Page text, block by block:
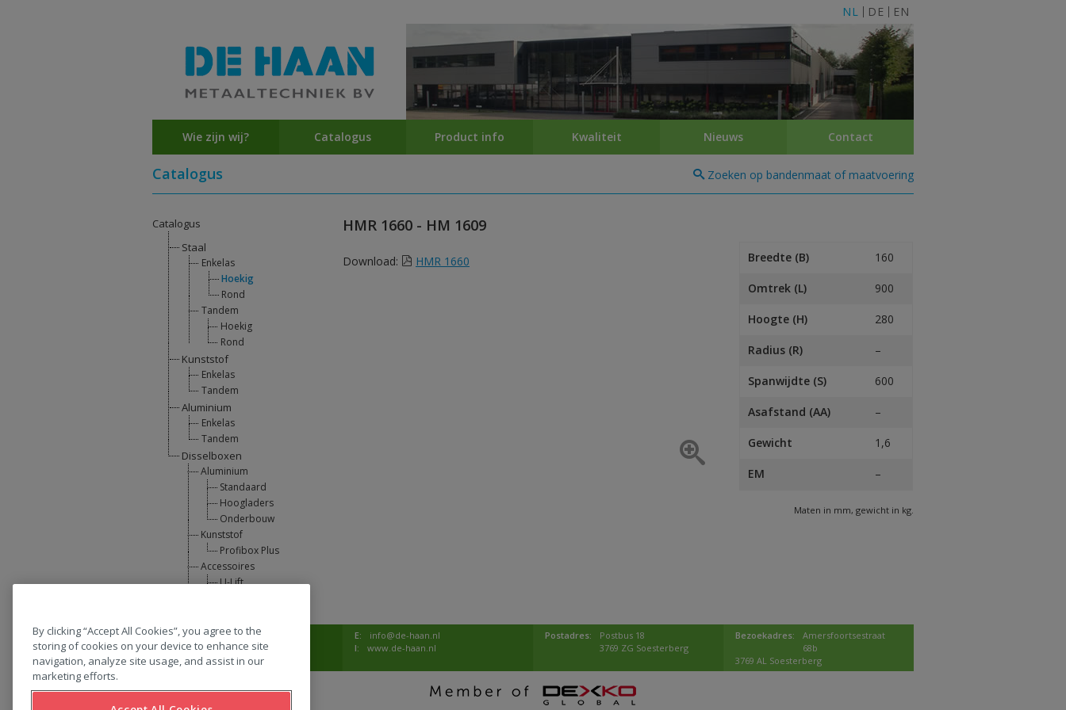
NL DE EN
Wie zijn wij? Catalogus Product info Kwaliteit Nieuws Contact
Catalogus Zoeken op bandenmaat of maatvoering
Catalogus
Staal
Enkelas
Hoekig
Rond
Tandem
Hoekig
Rond
Kunststof
Enkelas
Tandem
Aluminium
Enkelas
Tandem
Disselboxen
Aluminium
Standaard
Hoogladers
Onderbouw
Kunststof
Profibox Plus
Accessoires
U-Lift
HMR 1660 - HM 1609
Download: HMR 1660 Breedte (B) 160
Omtrek (L) 900
Hoogte (H) 280
Radius (R) –
Spanwijdte (S) 600
Asafstand (AA) –
Gewicht 1,6
EM –
Maten in mm, gewicht in kg.
T: 0031 (0) 346 33 33 00 E:
info@de-haan.nl
I:
www.de-haan.nl
Postadres:
Postbus 18
3769 ZG Soesterberg
Bezoekadres:
Amersfoortsestraat
68b
3769 AL Soesterberg
By clicking “Accept All Cookies”, you agree to the
storing of cookies on your device to enhance site
navigation, analyze site usage, and assist in our
marketing efforts.